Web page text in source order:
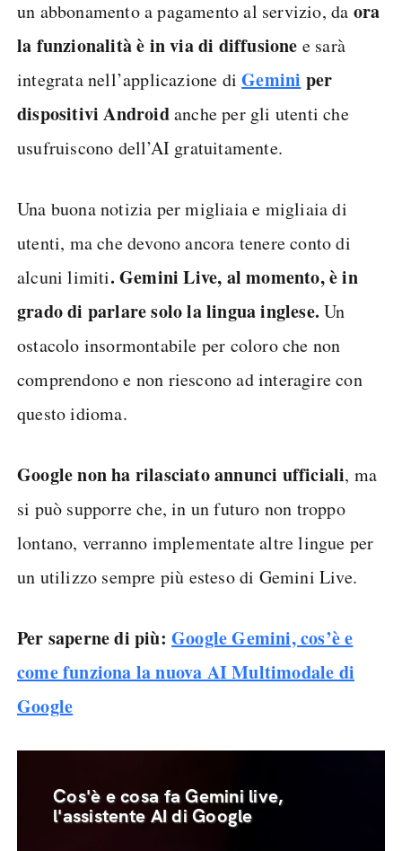
un abbonamento a pagamento al servizio, da ora
la funzionalità è in via di diffusione e sarà
integrata nell’applicazione diGemini per
dispositivi Androidanche per gli utenti che
usufruiscono dell’AI gratuitamente.
Una buona notizia per migliaia e migliaia di
utenti, ma che devono ancora tenere conto di
alcuni limiti. Gemini Live, al momento, è in
grado di parlare solo la lingua inglese. Un
ostacolo insormontabile per coloro che non
comprendono e non riescono ad interagire con
questo idioma.
Google non ha rilasciato annunci ufficiali, ma
si può supporre che, in un futuro non troppo
lontano, verranno implementate altre lingue per
un utilizzo sempre più esteso di Gemini Live.
Per saperne di più: Google Gemini, cos’è e
come funziona la nuova AI Multimodale di
Google
Cos'è e cosa fa Gemini live,
l'assistente AI di Google